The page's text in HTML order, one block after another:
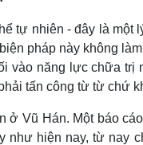
tự nhiên - đây là một
pháp này không
vào năng lực chữa
tấn công từ từ chứ
Vũ Hán. Một báo
hiện nay, từ nay